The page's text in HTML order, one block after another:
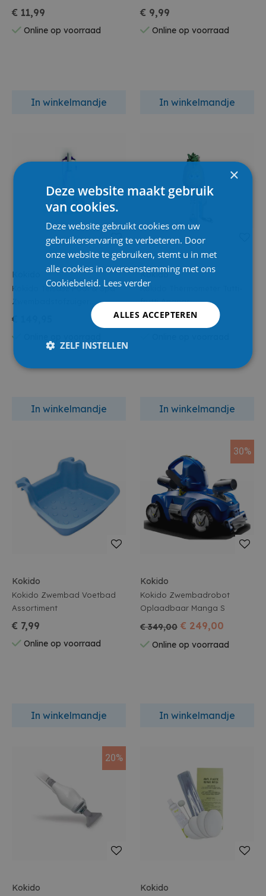
€ 11,99
Online op voorraad
In winkelmandje
€ 9,99
Online op voorraad
In winkelmandje
Kokido
Kokido Telsa32 Pool & Spa
Zwembadstofzuiger
€ 149,95
In winkelmandje
Kokido
Kokido Thermometer Tutti-
frutti Ananas
€ 11,99
In winkelmandje
Kokido
Kokido Zwembad Voetbad
Assortiment
€ 7,99
Online op voorraad
In winkelmandje
30%
Kokido
Kokido Zwembadrobot
Oplaadbaar Manga S
€ 349,00 € 249,00
Online op voorraad
In winkelmandje
20%
Kokido Kokido
×
Deze website maakt gebruik
van cookies.
Deze website gebruikt cookies om uw
gebruikerservaring te verbeteren. Door
onze website te gebruiken, stemt u in met
alle cookies in overeenstemming met ons
Cookiebeleid. Lees verder
ALLES ACCEPTEREN
ZELF INSTELLEN